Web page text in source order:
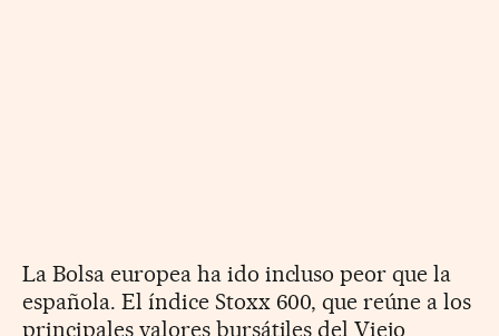
La Bolsa europea ha ido incluso peor que la
española. El índice Stoxx 600, que reúne a los
principales valores bursátiles del Viejo